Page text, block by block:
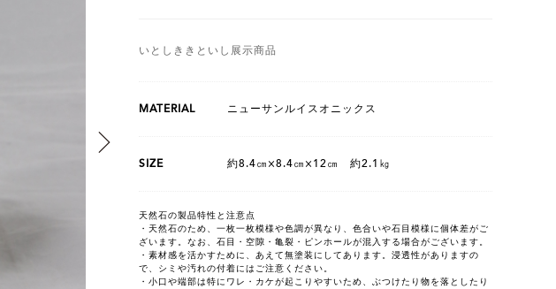
いとしききといし展示商品
MATERIAL ニューサンルイスオニックス
SIZE 約8.4㎝×8.4㎝×12㎝ 約2.1㎏
天然石の製品特性と注意点
・天然石のため、一枚一枚模様や色調が異なり、色合いや石目模様に個体差がご
ざいます。なお、石目・空隙・亀裂・ピンホールが混入する場合がございます。
・素材感を活かすために、あえて無塗装にしてあります。浸透性がありますの
で、シミや汚れの付着にはご注意ください。
・小口や端部は特にワレ・カケが起こりやすいため、ぶつけたり物を落としたり